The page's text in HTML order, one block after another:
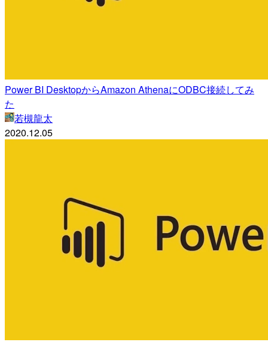
Power BI DesktopからAmazon AthenaにODBC接続してみ
た
若槻龍太
2020.12.05